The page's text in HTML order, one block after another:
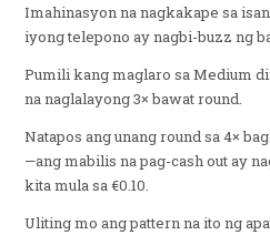
Imahinasyon na nagkakape sa
iyong telepono ay nagbi-buzz ng
Pumili kang maglaro sa Medium
na naglalayong 3× bawat round.
Natapos ang unang round sa 4×
—ang mabilis na pag-cash out ay
kita mula sa €0.10.
Uliting mo ang pattern na ito ng